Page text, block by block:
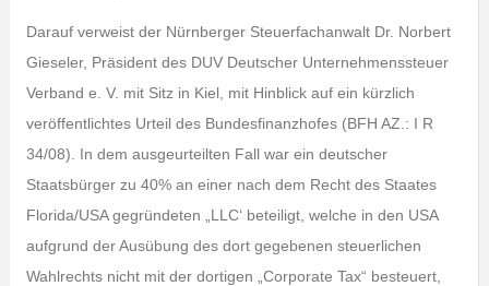
Darauf verweist der Nürnberger Steuerfachanwalt Dr. Norbert
Gieseler, Präsident des DUV Deutscher Unternehmenssteuer
Verband e. V. mit Sitz in Kiel, mit Hinblick auf ein kürzlich
veröffentlichtes Urteil des Bundesfinanzhofes (BFH AZ.: I R
34/08). In dem ausgeurteilten Fall war ein deutscher
Staatsbürger zu 40% an einer nach dem Recht des Staates
Florida/USA gegründeten „LLC‘ beteiligt, welche in den USA
aufgrund der Ausübung des dort gegebenen steuerlichen
Wahlrechts nicht mit der dortigen „Corporate Tax“ besteuert,